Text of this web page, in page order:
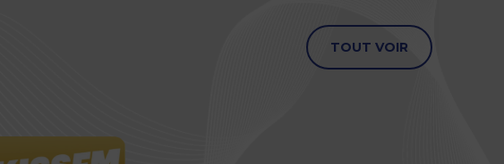
TOUT VOIR